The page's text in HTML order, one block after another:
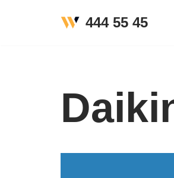
444 55 45